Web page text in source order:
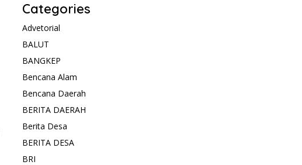
Categories
Advetorial
BALUT
BANGKEP
Bencana Alam
Bencana Daerah
BERITA DAERAH
Berita Desa
BERITA DESA
BRI